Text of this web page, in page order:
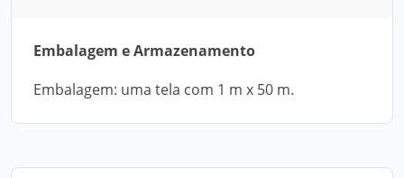
Embalagem e Armazenamento
Embalagem: uma tela com 1 m x 50 m.